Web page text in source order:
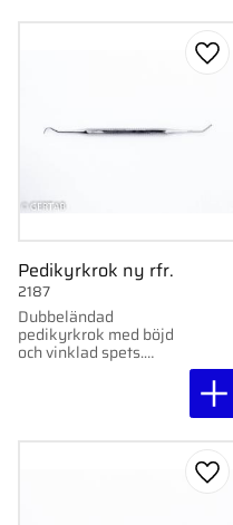
Pedikyrkrok ny rfr.
Dubbeländad
pedikyrkrok med böjd
och vinklad spets.
2187